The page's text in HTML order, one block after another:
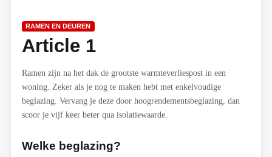
RAMEN EN DEUREN
Article 1
Ramen zijn na het dak de grootste warmteverliespost in een
woning. Zeker als je nog te maken hebt met enkelvoudige
beglazing. Vervang je deze door hoogrendementsbeglazing, dan
scoor je vijf keer beter qua isolatiewaarde.
Welke beglazing?